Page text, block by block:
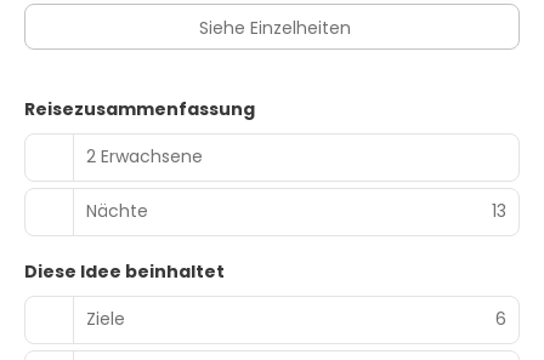
Siehe Einzelheiten
Reisezusammenfassung
2 Erwachsene
Nächte 13
Diese Idee beinhaltet
Ziele
6